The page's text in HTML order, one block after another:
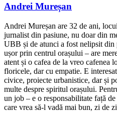
Andrei Mureșan
Andrei Mureșan are 32 de ani,
jurnalist din pasiune, nu doar din
UBB și de atunci a fost nelipsit
ușor prin centrul orașului – are
atent și o cafea de la vreo cafenea
floricele, dar cu empatie. E
civice, proiecte urbanistice, dar și
multe despre spiritul orașului.
un job – e o responsabilitate față
care vrea să-l vadă mai bun, zi de